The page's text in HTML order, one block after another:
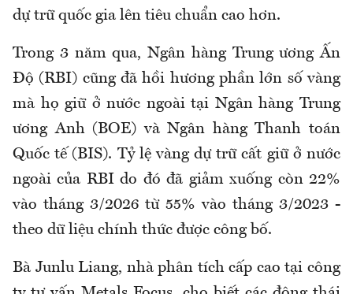
dự trữ quốc gia lên tiêu chuẩn cao hơn.
Trong 3 năm qua, Ngân hàng Trung ương Ấn
Độ (RBI) cũng đã hồi hương phần lớn số vàng
mà họ giữ ở nước ngoài tại Ngân hàng Trung
ương Anh (BOE) và Ngân hàng Thanh toán
Quốc tế (BIS). Tỷ lệ vàng dự trữ cất giữ ở nước
ngoài của RBI do đó đã giảm xuống còn 22%
vào tháng 3/2026 từ 55% vào tháng 3/2023 -
theo dữ liệu chính thức được công bố.
Bà Junlu Liang, nhà phân tích cấp cao tại công